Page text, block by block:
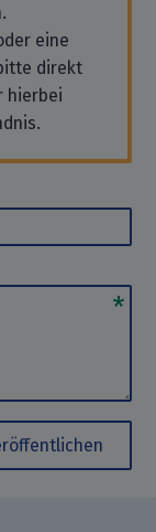
eine
direkt
hierbei